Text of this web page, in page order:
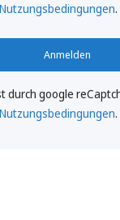
Nutzungsbedingungen.
Anmelden
durch google
Nutzungsbedingungen.